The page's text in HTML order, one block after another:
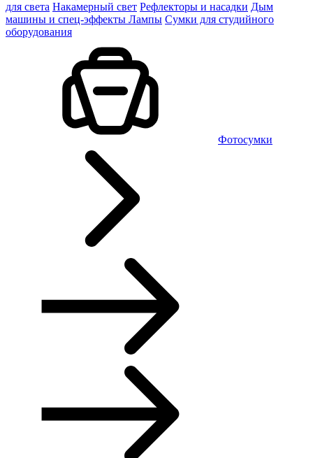
для света Накамерный свет Рефлекторы и насадки Дым
машины и спец-эффекты Лампы Сумки для студийного
оборудования
Фотосумки